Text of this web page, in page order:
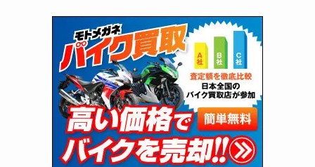
(51)
(34)
(5)
(12)
(63)
(16)
(25)
(24)
(47)
(15)
(16)
(62)
(4)
(6)
(17)
(131)
(38)
(131)
(167)
(85)
(21)
(61)
(171)
(98)
(13)
(274)
(171) (47)
(16)
(141)
(254)
(204)
(166)
(23)
(33)
(34)
(35)
(415)
(16)
(72) (126)
(170)
(118)
(27)
(1,605)
(147)
(13)
(19)
(12)